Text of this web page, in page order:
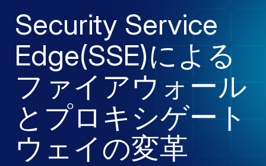
Security Service
Edge(SSE)による
ファイアウォール
とプロキシゲート
ウェイの変革